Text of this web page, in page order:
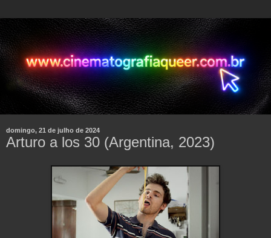
domingo, 21 de julho de 2024
Arturo a los 30 (Argentina, 2023)